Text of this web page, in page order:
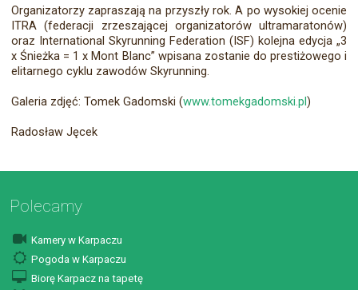
Organizatorzy zapraszają na przyszły rok. A po wysokiej ocenie
ITRA (federacji zrzeszającej organizatorów ultramaratonów)
oraz International Skyrunning Federation (ISF) kolejna edycja „3
x Śnieżka = 1 x Mont Blanc” wpisana zostanie do prestiżowego i
elitarnego cyklu zawodów Skyrunning.
Galeria zdjęć: Tomek Gadomski (www.tomekgadomski.pl )
Radosław Jęcek
Polecamy
Kamery w Karpaczu
Pogoda w Karpaczu
Biorę Karpacz na tapetę